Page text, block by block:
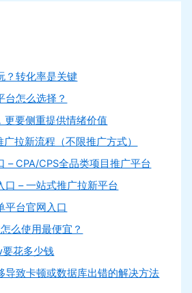
？转化率是关键
台怎么选择？
更要侧重提供情绪价值
广拉新流程（不限推广方式）
– CPA/CPS全品类项目推广平台
口 – 一站式推广拉新平台
平台官网入口
么使用最便宜？
花多少钱
导致卡顿或数据库出错的解决方法